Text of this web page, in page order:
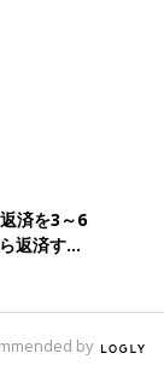
済を3～6
返済す...
by